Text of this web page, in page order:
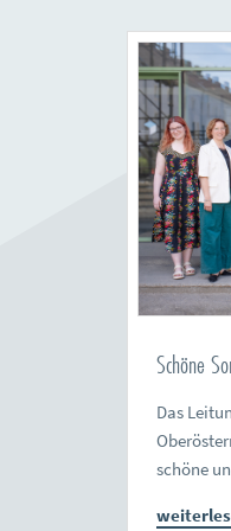
Schöne
Das
schöne